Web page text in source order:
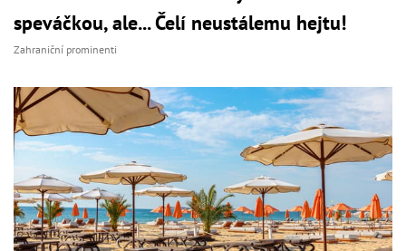
speváčkou, ale... Čelí neustálemu hejtu!
Zahraniční prominenti